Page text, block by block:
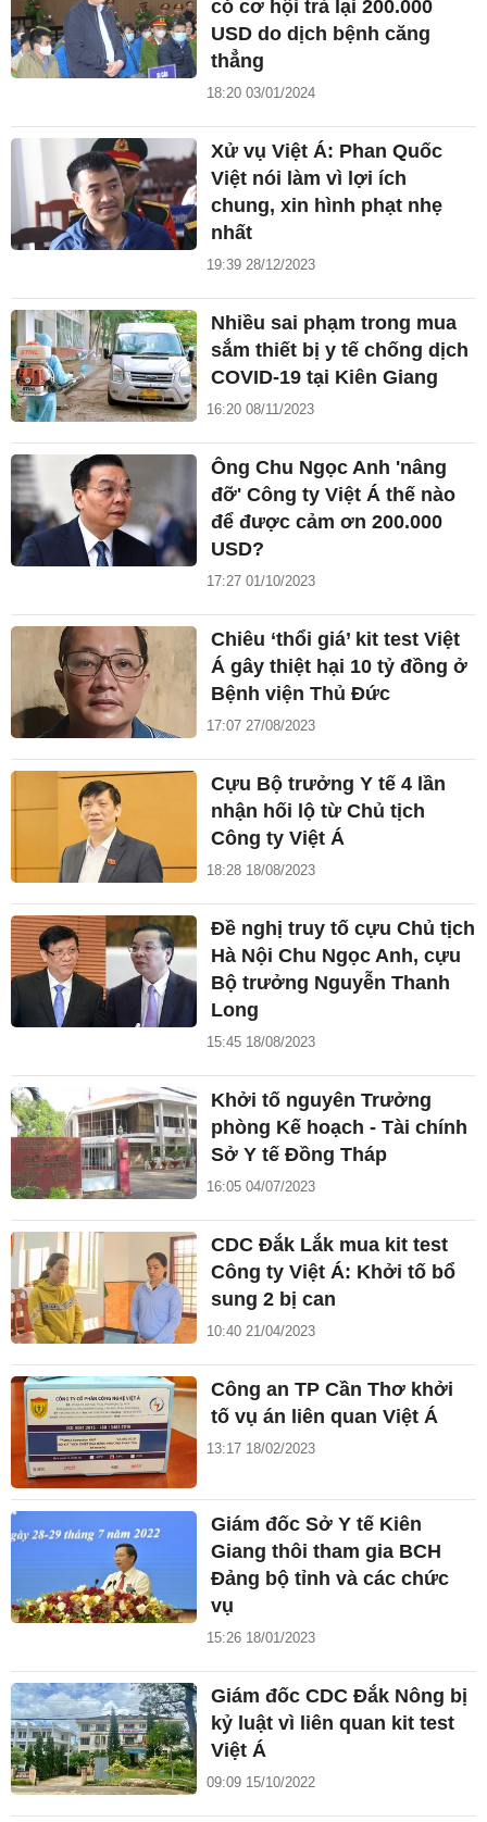
có cơ hội trả lại 200.000
USD do dịch bệnh căng
thẳng
18:20 03/01/2024
Xử vụ Việt Á: Phan Quốc
Việt nói làm vì lợi ích
chung, xin hình phạt nhẹ
nhất
19:39 28/12/2023
Nhiều sai phạm trong mua
sắm thiết bị y tế chống dịch
COVID-19 tại Kiên Giang
16:20 08/11/2023
Ông Chu Ngọc Anh 'nâng
đỡ' Công ty Việt Á thế nào
để được cảm ơn 200.000
USD?
17:27 01/10/2023
Chiêu ‘thổi giá’ kit test Việt
Á gây thiệt hại 10 tỷ đồng ở
Bệnh viện Thủ Đức
17:07 27/08/2023
Cựu Bộ trưởng Y tế 4 lần
nhận hối lộ từ Chủ tịch
Công ty Việt Á
18:28 18/08/2023
Đề nghị truy tố cựu Chủ tịch
Hà Nội Chu Ngọc Anh, cựu
Bộ trưởng Nguyễn Thanh
Long
15:45 18/08/2023
Khởi tố nguyên Trưởng
phòng Kế hoạch - Tài chính
Sở Y tế Đồng Tháp
16:05 04/07/2023
CDC Đắk Lắk mua kit test
Công ty Việt Á: Khởi tố bổ
sung 2 bị can
10:40 21/04/2023
Công an TP Cần Thơ khởi
tố vụ án liên quan Việt Á
13:17 18/02/2023
Giám đốc Sở Y tế Kiên
Giang thôi tham gia BCH
Đảng bộ tỉnh và các chức
vụ
15:26 18/01/2023
Giám đốc CDC Đắk Nông bị
kỷ luật vì liên quan kit test
Việt Á
09:09 15/10/2022